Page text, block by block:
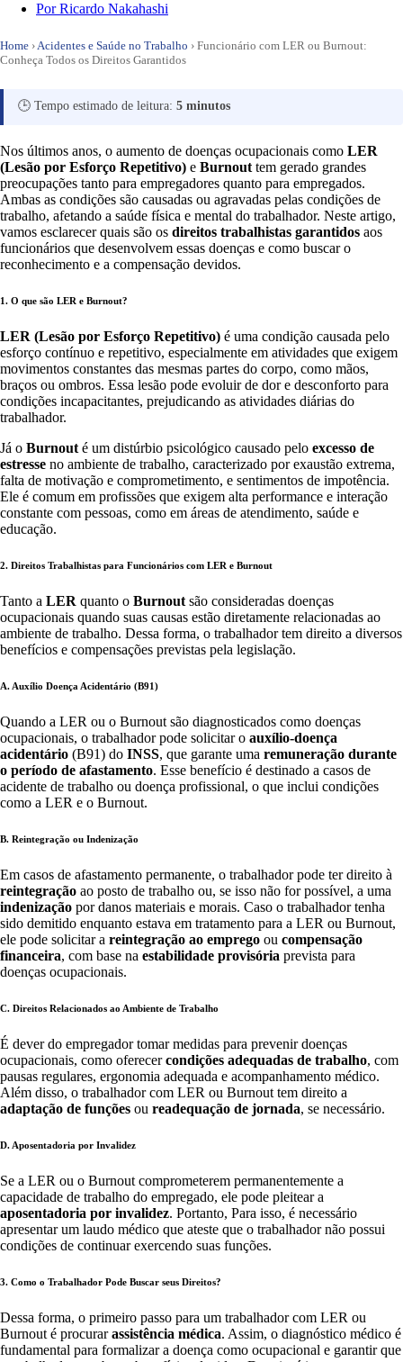
PorRicardo Nakahashi
Home ›Acidentes e Saúde no Trabalho › Funcionário com LER ou Burnout:
Conheça Todos os Direitos Garantidos
🕒 Tempo estimado de leitura: 5 minutos
Nos últimos anos, o aumento de doenças ocupacionais como LER
(Lesão por Esforço Repetitivo) e Burnouttem gerado grandes
preocupações tanto para empregadores quanto para empregados.
Ambas as condições são causadas ou agravadas pelas condições de
trabalho, afetando a saúde física e mental do trabalhador. Neste artigo,
vamos esclarecer quais são os direitos trabalhistas garantidos aos
funcionários que desenvolvem essas doenças e como buscar o
reconhecimento e a compensação devidos.
1. O que são LER e Burnout?
LER (Lesão por Esforço Repetitivo) é uma condição causada pelo
esforço contínuo e repetitivo, especialmente em atividades que exigem
movimentos constantes das mesmas partes do corpo, como mãos,
braços ou ombros. Essa lesão pode evoluir de dor e desconforto para
condições incapacitantes, prejudicando as atividades diárias do
trabalhador.
Já o Burnout é um distúrbio psicológico causado pelo excesso de
estresse no ambiente de trabalho, caracterizado por exaustão extrema,
falta de motivação e comprometimento, e sentimentos de impotência.
Ele é comum em profissões que exigem alta performance e interação
constante com pessoas, como em áreas de atendimento, saúde e
educação.
2. Direitos Trabalhistas para Funcionários com LER e Burnout
Tanto a LER quanto o Burnout são consideradas doenças
ocupacionais quando suas causas estão diretamente relacionadas ao
ambiente de trabalho. Dessa forma, o trabalhador tem direito a diversos
benefícios e compensações previstas pela legislação.
A. Auxílio Doença Acidentário (B91)
Quando a LER ou o Burnout são diagnosticados como doenças
ocupacionais, o trabalhador pode solicitar o auxílio-doença
acidentário (B91) do INSS, que garante uma remuneração durante
o período de afastamento. Esse benefício é destinado a casos de
acidente de trabalho ou doença profissional, o que inclui condições
como a LER e o Burnout.
B. Reintegração ou Indenização
Em casos de afastamento permanente, o trabalhador pode ter direito à
reintegração ao posto de trabalho ou, se isso não for possível, a uma
indenização por danos materiais e morais. Caso o trabalhador tenha
sido demitido enquanto estava em tratamento para a LER ou Burnout,
ele pode solicitar a reintegração ao emprego ou compensação
financeira, com base na estabilidade provisória prevista para
doenças ocupacionais.
C. Direitos Relacionados ao Ambiente de Trabalho
É dever do empregador tomar medidas para prevenir doenças
ocupacionais, como oferecercondições adequadas de trabalho, com
pausas regulares, ergonomia adequada e acompanhamento médico.
Além disso, o trabalhador com LER ou Burnout tem direito a
adaptação de funções ou readequação de jornada, se necessário.
D. Aposentadoria por Invalidez
Se a LER ou o Burnout comprometerem permanentemente a
capacidade de trabalho do empregado, ele pode pleitear a
aposentadoria por invalidez. Portanto, Para isso, é necessário
apresentar um laudo médico que ateste que o trabalhador não possui
condições de continuar exercendo suas funções.
3. Como o Trabalhador Pode Buscar seus Direitos?
Dessa forma, o primeiro passo para um trabalhador com LER ou
Burnout é procurarassistência médica. Assim, o diagnóstico médico é
fundamental para formalizar a doença como ocupacional e garantir que